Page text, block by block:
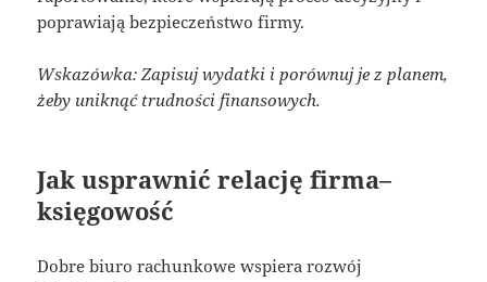
poprawiają bezpieczeństwo firmy.
Wskazówka: Zapisuj wydatki i porównuj je z planem,
żeby uniknąć trudności finansowych.
Jak usprawnić relację firma–
księgowość
Dobre biuro rachunkowe wspiera rozwój